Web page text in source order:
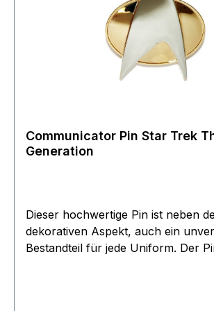
Communicator Pin Star Trek
Generation
Dieser hochwertige Pin ist neben
dekorativen Aspekt, auch ein
Bestandteil für jede Uniform. Der